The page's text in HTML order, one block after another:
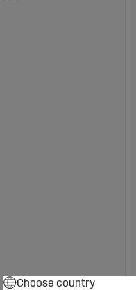
Choose country